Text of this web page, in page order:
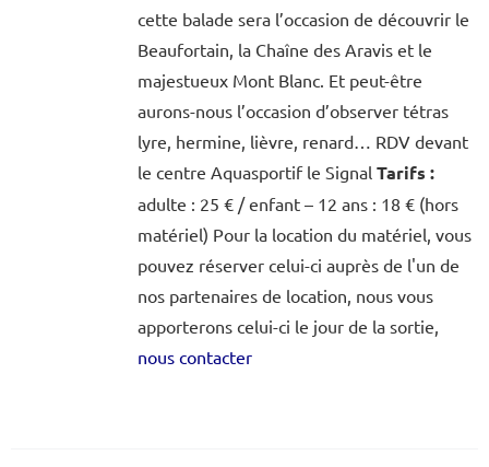
cette balade sera l’occasion de découvrir le
Beaufortain, la Chaîne des Aravis et le
majestueux Mont Blanc. Et peut-être
aurons-nous l’occasion d’observer tétras
lyre, hermine, lièvre, renard… RDV devant
le centre Aquasportif le Signal Tarifs :
adulte : 25 € / enfant – 12 ans : 18 € (hors
matériel) Pour la location du matériel, vous
pouvez réserver celui-ci auprès de l'un de
nos partenaires de location, nous vous
apporterons celui-ci le jour de la sortie,
nous contacter